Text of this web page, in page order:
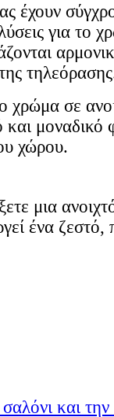
έχουν
για το
χρώμα σε
μοναδικό
χώρου.
μια
ένα ζεστό,
και